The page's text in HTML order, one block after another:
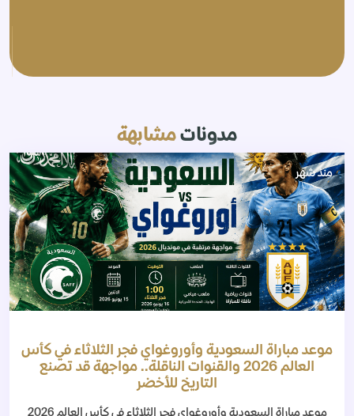
مدونات مشابهة
منذ شهر
موعد مباراة السعودية وأوروغواي فجر الثلاثاء في كأس
العالم 2026 والقنوات الناقلة.. مواجهة قد تصنع
التاريخ للأخضر
موعد مباراة السعودية وأوروغواي فجر الثلاثاء في كأس العالم 2026